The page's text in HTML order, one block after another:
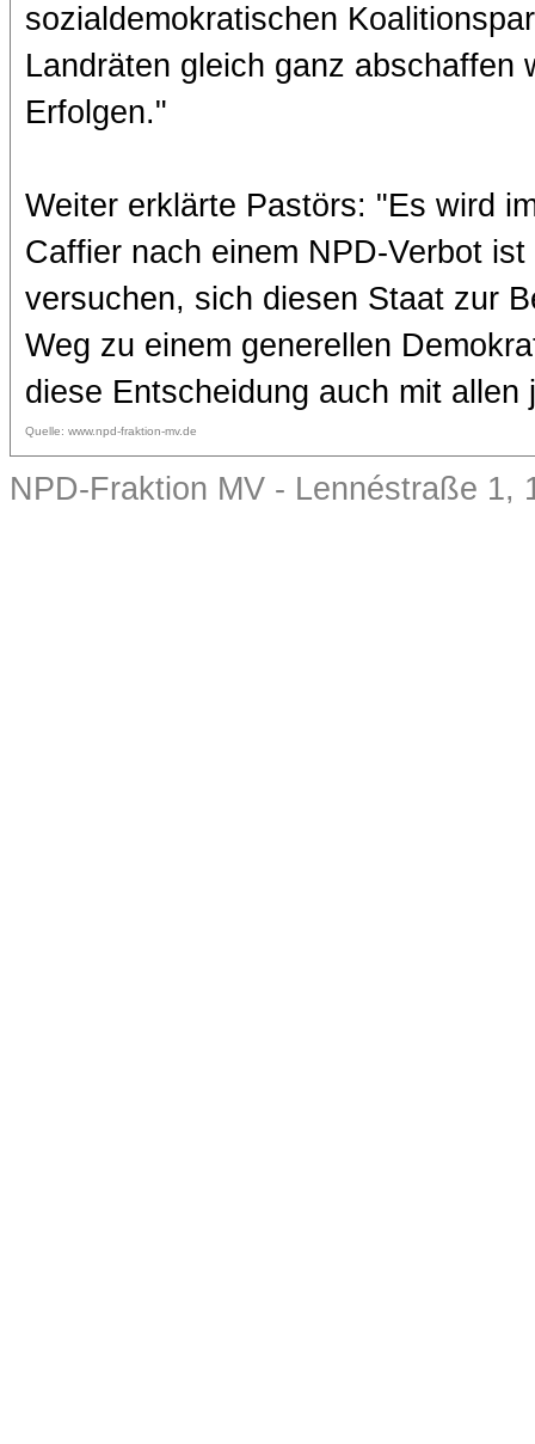
sozialdemokratischen
Landräten gleich ganz
Erfolgen."
Weiter erklärte Pastörs: "Es wird
Caffier nach einem NPD-Verbot
versuchen, sich diesen Staat zur
Weg zu einem generellen
diese Entscheidung auch mit
Quelle: www.npd-fraktion-mv.de
NPD-Fraktion MV - Lennéstraße 1,